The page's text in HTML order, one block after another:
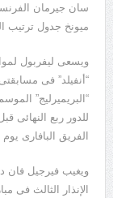
سان جيرمان
ميونخ جدول ترتيب
ويسعى ليفربول
“أنفيلد” فى
“البريميرليج”
للدور ربع النهائى
الفريق البافارى يوم 13 مارس المقبل.
ويغيب فيرجيل فان
الإنذار الثالث فى